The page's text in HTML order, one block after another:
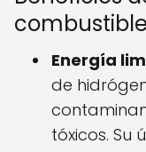
Energía
de
tóxicos. Su